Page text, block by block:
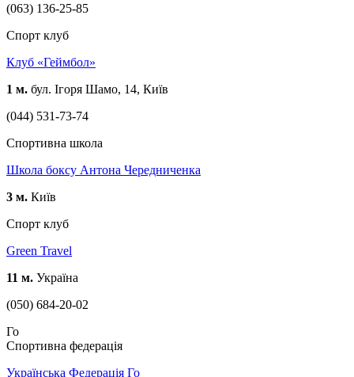
(063) 136-25-85
Спорт клуб
Клуб «Геймбол»
1 м. бул. Ігоря Шамо, 14, Київ
(044) 531-73-74
Спортивна школа
Школа боксу Антона Чередниченка
3 м. Київ
Спорт клуб
Green Travel
11 м. Україна
(050) 684-20-02
Го
Спортивна федерація
Українська Федерація Го